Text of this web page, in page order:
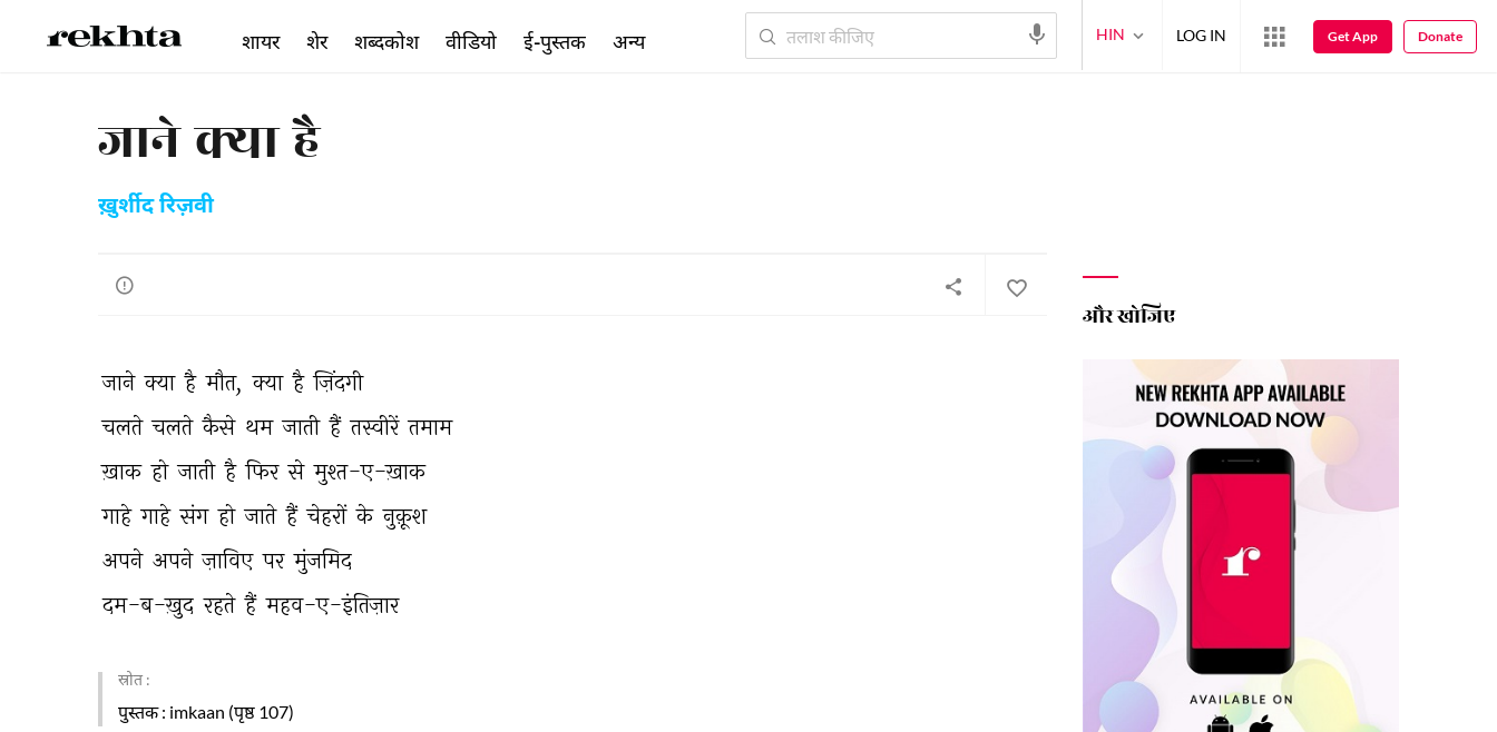
जाने क्या है
ख़ुर्शीद रिज़वी
जाने क्या है मौत, क्या है ज़िंदगी
चलते चलते कैसे थम जाती हैं तस्वीरें तमाम
ख़ाक हो जाती है फिर से मुश्त-ए-ख़ाक
गाहे गाहे संग हो जाते हैं चेहरों के नुक़ूश
अपने अपने ज़ाविए पर मुंजमिद
दम-ब-ख़ुद रहते हैं महव-ए-इंतिज़ार
स्रोत :
पुस्तक: imkaan (पृष्ठ 107)
और खोजिए
शायर शेर शब्दकोश वीडियो ई-पुस्तक अन्य HIN LOG IN Get App Donate